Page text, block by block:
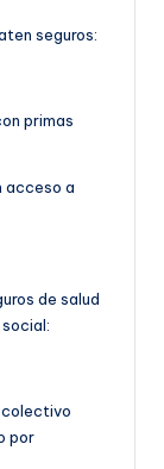
seguros:
primas
acceso a
de salud
colectivo
por